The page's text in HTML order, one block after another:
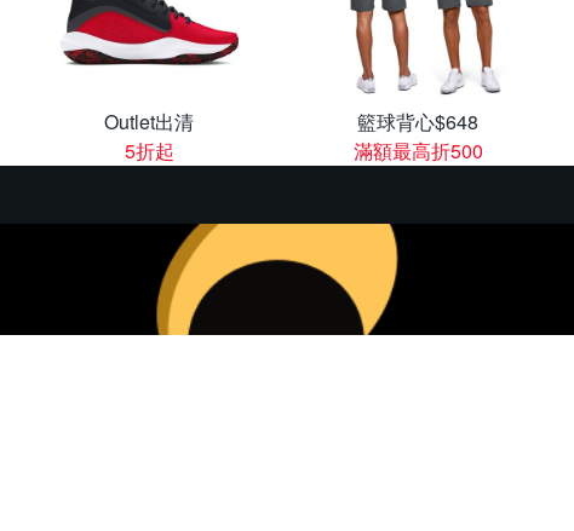
Outlet出清
5折起
籃球背心$648
滿額最高折500